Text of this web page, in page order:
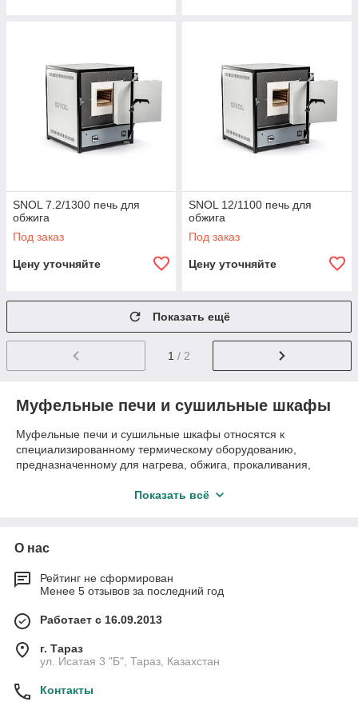
SNOL 7.2/1300 печь для
обжига
Под заказ
Цену уточняйте
SNOL 12/1100 печь для
обжига
Под заказ
Цену уточняйте
Показать ещё
1 / 2
Муфельные печи и сушильные шкафы
Муфельные печи и сушильные шкафы относятся к
специализированному термическому оборудованию,
предназначенному для нагрева, обжига, прокаливания,
Такое оборудование используется в лабораториях, научных
температурных режимов и стабильные условия проведения
процессов.
КомпанияТехнократв Таразе предлагает муфельные печи
и сушильные шкафы для профессионального применения с
с учётом задач лабораторий и производств различного
Муфельные печи: назначение и область
Показать всё
О нас
Рейтинг не сформирован
Менее 5 отзывов за последний год
Работает с 16.09.2013
г. Тараз
ул. Исатая 3 "Б", Тараз, Казахстан
Контакты